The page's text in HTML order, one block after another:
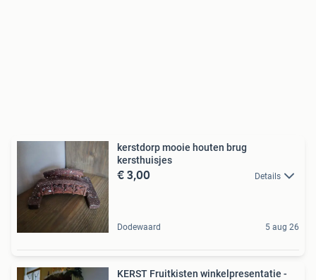
kerstdorp mooie houten brug
kersthuisjes
€ 3,00 Details
Dodewaard 5 aug 26
KERST Fruitkisten winkelpresentatie -